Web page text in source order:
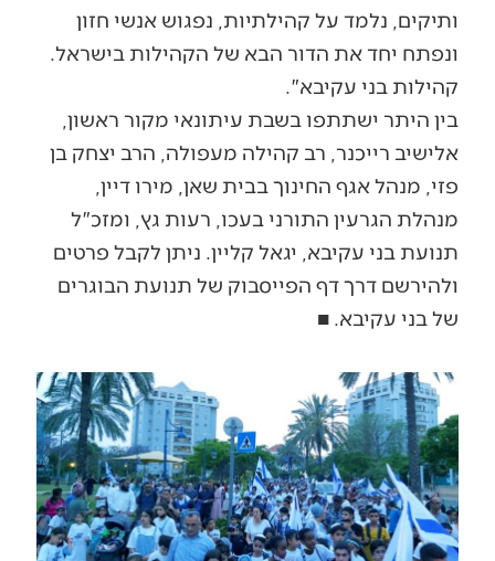
ותיקים, נלמד על קהילתיות, נפגוש אנשי חזון
ונפתח יחד את הדור הבא של הקהילות בישראל.
קהילות בני עקיבא".
בין היתר ישתתפו בשבת עיתונאי מקור ראשון,
אלישיב רייכנר, רב קהילה מעפולה, הרב יצחק בן
פזי, מנהל אגף החינוך בבית שאן, מירו דיין,
מנהלת הגרעין התורני בעכו, רעות גץ, ומזכ"ל
תנועת בני עקיבא, יגאל קליין. ניתן לקבל פרטים
ולהירשם דרך דף הפייסבוק של תנועת הבוגרים
של בני עקיבא. ■